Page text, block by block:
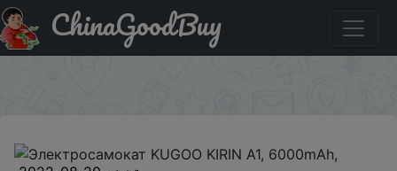
Придбати Электросамокат KUGOO KIRIN A1, 6000mAh,
черный [kgk-a1-b]
ChinaGoodBuy